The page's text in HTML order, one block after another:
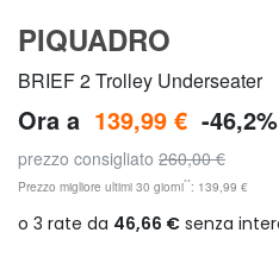
PIQUADRO
BRIEF 2 Trolley Underseater
Ora a 139,99 € -46,2%
prezzo consigliato 260,00 €
Prezzo migliore ultimi 30 giorni**: 139,99 €